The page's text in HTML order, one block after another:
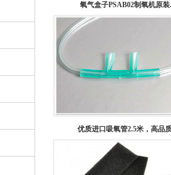
氧气盒子PSAB02制氧机原装
优质进口吸氧管2.5米，高品